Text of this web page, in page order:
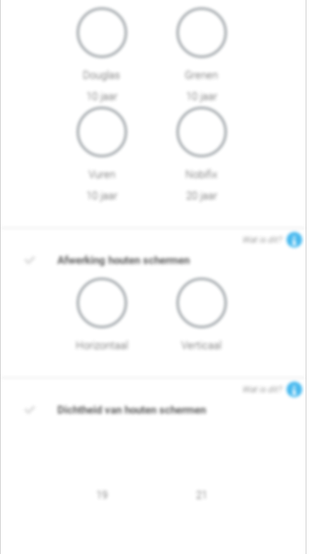
Douglas
10 jaar
Grenen
10 jaar
Vuren
10 jaar
Nobifix
20 jaar
Wat is dit?
Afwerking houten schermen
Horizontaal Verticaal
Wat is dit?
Dichtheid van houten schermen
19